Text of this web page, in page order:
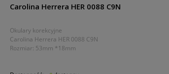
Carolina Herrera HER 0088 C9N
Okulary korekcyjne
Carolina Herrera HER 0088 C9N
Rozmiar: 53mm *18mm